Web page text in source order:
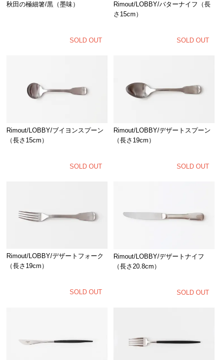
秋田の極細箸/黒（墨味）
SOLD OUT
Rimout/LOBBY/バターナイフ（長
さ15cm）
SOLD OUT
Rimout/LOBBY/ブイヨンスプーン
（長さ15cm）
SOLD OUT
Rimout/LOBBY/デザートスプーン
（長さ19cm）
SOLD OUT
Rimout/LOBBY/デザートフォーク
（長さ19cm）
SOLD OUT
Rimout/LOBBY/デザートナイフ
（長さ20.8cm）
SOLD OUT